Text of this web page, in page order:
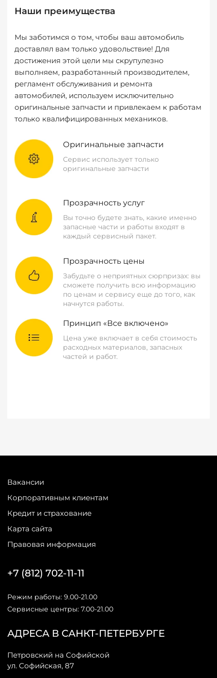
Наши преимущества
Мы заботимся о том, чтобы ваш автомобиль
доставлял вам только удовольствие! Для
достижения этой цели мы скрупулезно
выполняем, разработанный производителем,
регламент обслуживания и ремонта
автомобилей, используем исключительно
оригинальные запчасти и привлекаем к работам
только квалифицированных механиков.
Оригинальные запчасти
Сервис использует только
оригинальные запчасти
Прозрачность услуг
Вы точно будете знать, какие именно
запасные части и работы входят в
каждый сервисный пакет.
Прозрачность цены
Забудьте о неприятных сюрпризах: вы
сможете получить всю информацию
по ценам и сервису еще до того, как
начнутся работы.
Принцип «Все включено»
Цена уже включает в себя стоимость
расходных материалов, запасных
частей и работ.
Вакансии
Корпоративным клиентам
Кредит и страхование
Карта сайта
Правовая информация
АДРЕСА В САНКТ-ПЕТЕРБУРГЕ
Петровский на Софийской
ул. Софийская, 87
+7 (812) 702-11-11
Режим работы: 9.00-21.00
Сервисные центры: 7.00-21.00